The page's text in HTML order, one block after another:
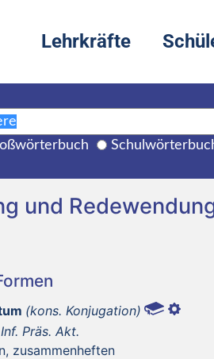
Lehrkräfte
und
(kons. Konjugation)
Präs. Akt.
zusammenheften